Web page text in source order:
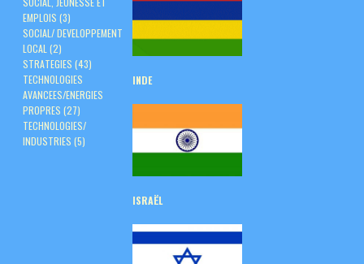
EMPLOIS (3)
SOCIAL/ DEVELOPPEMENT
LOCAL (2)
STRATEGIES (43)
TECHNOLOGIES
AVANCEES/ENERGIES
PROPRES (27)
TECHNOLOGIES/
INDUSTRIES (5)
INDE
ISRAËL